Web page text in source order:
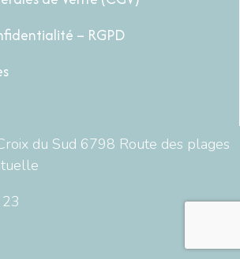
– RGPD
du Sud 6798 Route des plages